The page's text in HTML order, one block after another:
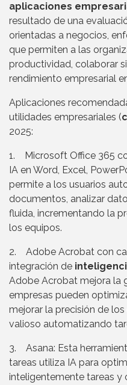
aplicaciones
resultado de una
orientadas a negocios,
que permiten a las
productividad, colaborar
rendimiento empresarial
Aplicaciones
utilidades empresariales (
2025:
1. Microsoft Office 365
IA en Word, Excel,
permite a los usuarios
documentos, analizar
fluida, incrementando la
los equipos.
2. Adobe Acrobat con
integración de
Adobe Acrobat mejora la
empresas pueden
mejorar la precisión de
valioso automatizando
3. Asana: Esta
tareas utiliza IA para
inteligentemente tareas y